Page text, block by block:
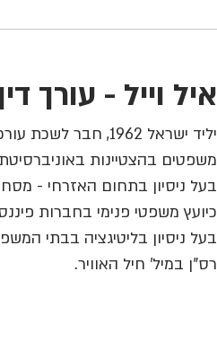
איל וייל - עורך
בעל ניסיון בתחום האזרחי -
בעל ניסיון בליטיגציה בבתי
רס"ן במיל' חיל האוויר.